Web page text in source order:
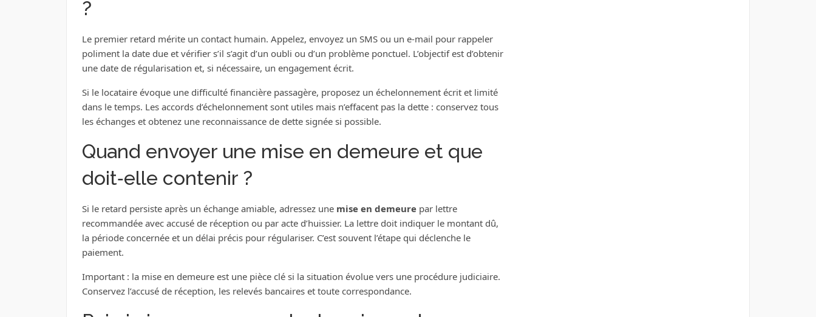
?
Le premier retard mérite un contact humain. Appelez, envoyez un SMS ou un e‑mail pour rappeler
poliment la date due et vérifier s’il s’agit d’un oubli ou d’un problème ponctuel. L’objectif est d’obtenir
une date de régularisation et, si nécessaire, un engagement écrit.
Si le locataire évoque une difficulté financière passagère, proposez un échelonnement écrit et limité
dans le temps. Les accords d’échelonnement sont utiles mais n’effacent pas la dette : conservez tous
les échanges et obtenez une reconnaissance de dette signée si possible.
Quand envoyer une mise en demeure et que
doit‑elle contenir ?
Si le retard persiste après un échange amiable, adressez une mise en demeurepar lettre
recommandée avec accusé de réception ou par acte d’huissier. La lettre doit indiquer le montant dû,
la période concernée et un délai précis pour régulariser. C’est souvent l’étape qui déclenche le
paiement.
Important : la mise en demeure est une pièce clé si la situation évolue vers une procédure judiciaire.
Conservez l’accusé de réception, les relevés bancaires et toute correspondance.